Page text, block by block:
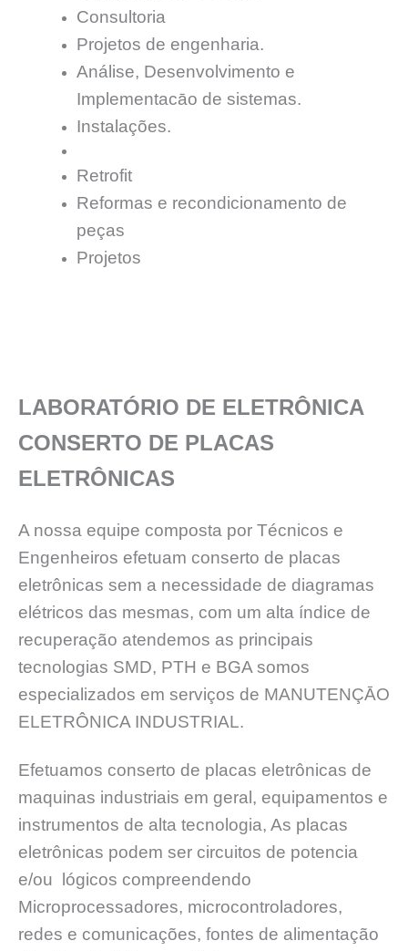
Consultoria
Projetos de engenharia.
Análise, Desenvolvimento e
Implementacāo de sistemas.
Instalações.
Retrofit
Reformas e recondicionamento de
peças
Projetos
LABORATÓRIO DE ELETRÔNICA
CONSERTO DE PLACAS
ELETRÔNICAS
A nossa equipe composta por Técnicos e
Engenheiros efetuam conserto de placas
eletrônicas sem a necessidade de diagramas
elétricos das mesmas, com um alta índice de
recuperação atendemos as principais
tecnologias SMD, PTH e BGA somos
especializados em serviços de MANUTENÇĀO
ELETRÔNICA INDUSTRIAL.
Efetuamos conserto de placas eletrônicas de
maquinas industriais em geral, equipamentos e
instrumentos de alta tecnologia, As placas
eletrônicas podem ser circuitos de potencia
e/ou lógicos compreendendo
Microprocessadores, microcontroladores,
redes e comunicações, fontes de alimentação